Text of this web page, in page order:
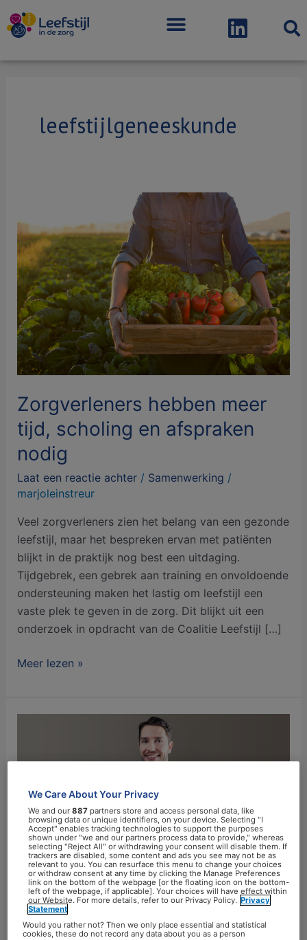
Menu
leefstijlgeneeskunde
Zorgverleners hebben meer
tijd, scholing en afspraken
nodig
Laat een reactie achter / Samenwerking /
marjoleinstreur
Veel zorgverleners zien het belang van een gezonde
leefstijl, maar het bespreken ervan met patiënten
blijkt in de praktijk nog best een uitdaging.
Tijdgebrek, een gebrek aan training en onvoldoende
ondersteuning maken het lastig om leefstijl een
vaste plek te geven in de zorg. Dit blijkt uit een
onderzoek in opdracht van de Coalitie Leefstijl […]
hebben
meer
tijd,
scholing
en
afspraken
nodig
Meer lezen »
Wardell Amerika: ‘Mensen
hebben recht op betere zorg’
Laat een reactie achter /Samenwerking/
marjoleinstreur
Toen neuroloog Wardell Amerika ontdekte wat de
kracht van leefstijl kan zijn, besloot hij dat de zorg
‘Mensen
recht
op
betere
zorg’
We Care About Your Privacy
We and our887 partners store and access personal data, like
browsing data or unique identifiers, on your device. Selecting "I
Accept" enables tracking technologies to support the purposes
shown under "we and our partners process data to provide," whereas
selecting "Reject All" or withdrawing your consent will disable them. If
trackers are disabled, some content and ads you see may not be as
relevant to you. You can resurface this menu to change your choices
or withdraw consent at any time by clicking the Manage Preferences
link on the bottom of the webpage [or the floating icon on the bottom-
left of the webpage, if applicable]. Your choices will have effect within
our Website. For more details, refer to our Privacy Policy. Privacy
Statement
Would you rather not? Then we only place essential and statistical
cookies, these do not record any data about you as a person